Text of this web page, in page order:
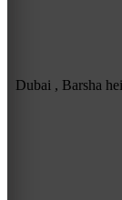
Dubai , Barsha